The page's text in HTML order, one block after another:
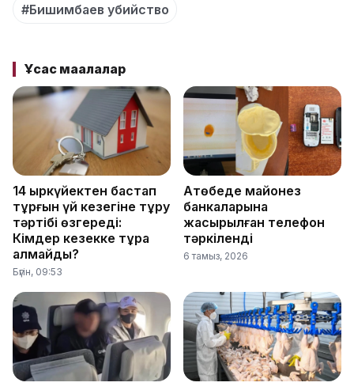
#Бишимбаев убийство
Ұқсас мақалалар
14 қыркүйектен бастап
тұрғын үй кезегіне тұру
тәртібі өзгереді:
Кімдер кезекке тұра
алмайды?
Бүгін, 09:53
Ақтөбеде майонез
банкаларына
жасырылған телефон
тәркіленді
6 тамыз, 2026